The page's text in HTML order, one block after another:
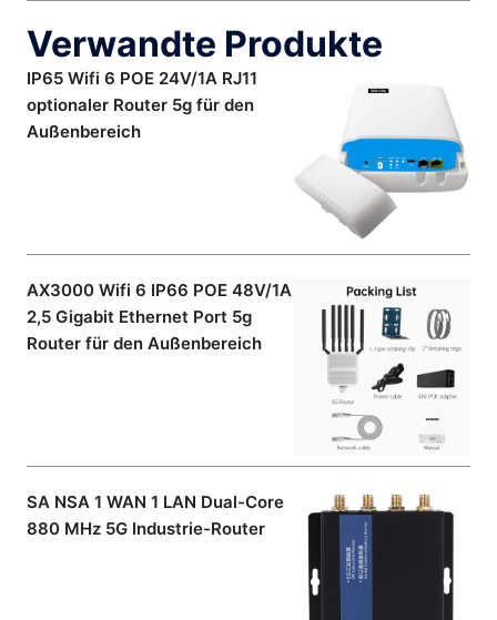
Verwandte Produkte
IP65 Wifi 6 POE 24V/1A RJ11
optionaler Router 5g für den
Außenbereich
AX3000 Wifi 6 IP66 POE 48V/1A
2,5 Gigabit Ethernet Port 5g
Router für den Außenbereich
SA NSA 1 WAN 1 LAN Dual-Core
880 MHz 5G Industrie-Router